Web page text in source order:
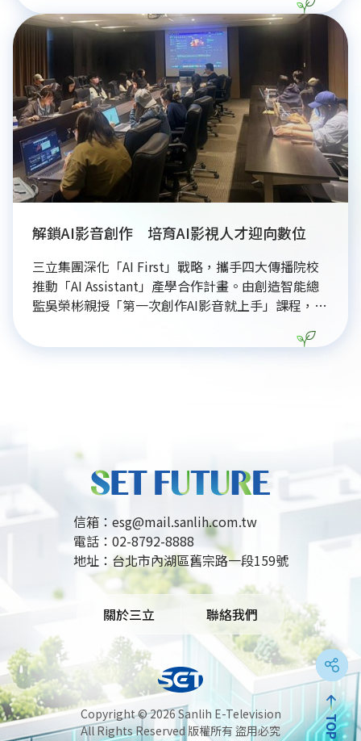
規範納入教材，協助在職人士與學生接軌產業需求。
同時，三立集團積極響應永續趨勢，全額補助員工考
取永續管理師證照，將永續目標納入KPI管理。面對
全球淨零浪潮，政府致力透過「綠領人才資訊平臺」
整合產官學資源，培育具備實務經驗的專業人才，助
力台灣企業在全球供應鏈中提升競爭力，加速邁向
2050淨零排放目標。
解鎖AI影音創作 培育AI影視人才迎向數位
三立集團深化「AI First」戰略，攜手四大傳播院校
推動「AI Assistant」產學合作計畫。由創造智能總
監吳榮彬親授「第一次創作AI影音就上手」課程，帶
具，完整學習從腳本分鏡、影像生成到後製的AI創作
信箱： esg@mail.sanlih.com.tw
電話： 02-8792-8888
地址： 台北市內湖區舊宗路一段159號
關於三立 聯絡我們
Copyright ©2026 Sanlih E-Television
All Rights Reserved 版權所有 盜用必究
TOP